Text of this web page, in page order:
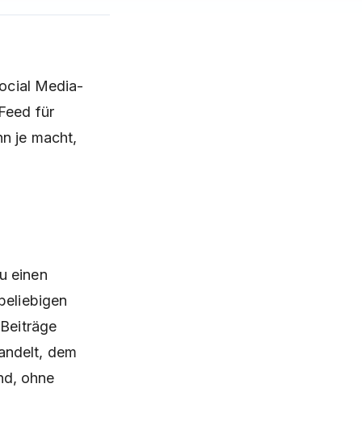
Media-
für
je macht,
einen
dem
ohne